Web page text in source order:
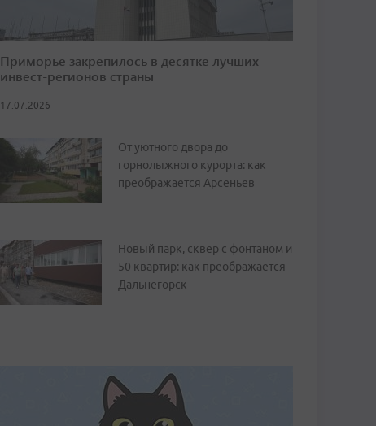
Приморье закрепилось в десятке лучших
инвест-регионов страны
17.07.2026
От уютного двора до
горнолыжного курорта: как
преображается Арсеньев
Новый парк, сквер с фонтаном и
50 квартир: как преображается
Дальнегорск